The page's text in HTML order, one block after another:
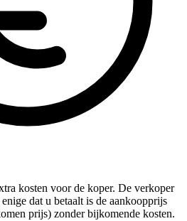
kosten voor de koper. De verkoper
dat u betaalt is de aankoopprijs
prijs) zonder bijkomende kosten.